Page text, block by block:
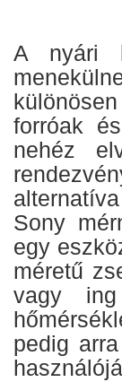
A nyári
forróak
nehéz
Sony
egy
méretű
vagy ing
pedig